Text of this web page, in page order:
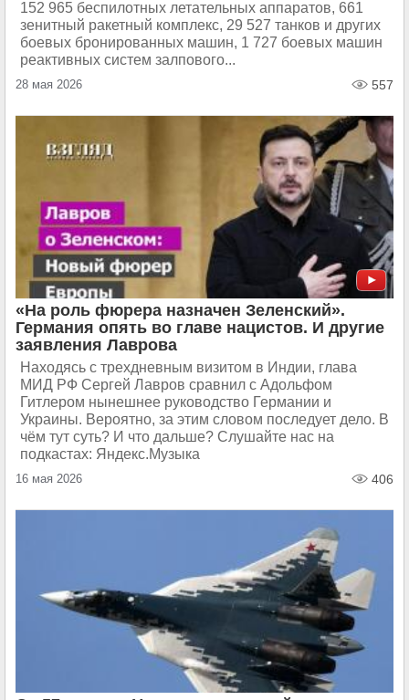
152 965 беспилотных летательных аппаратов, 661
зенитный ракетный комплекс, 29 527 танков и других
боевых бронированных машин, 1 727 боевых машин
реактивных систем залпового...
28 мая 2026 557
«На роль фюрера назначен Зеленский».
Германия опять во главе нацистов. И другие
заявления Лаврова
Находясь с трехдневным визитом в Индии, глава
МИД РФ Сергей Лавров сравнил с Адольфом
Гитлером нынешнее руководство Германии и
Украины. Вероятно, за этим словом последует дело. В
чём тут суть? И что дальше? Слушайте нас на
подкастах: Яндекс.Музыка
16 мая 2026 406